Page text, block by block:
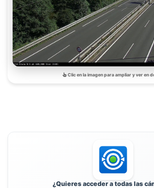
Clic en la imagen para ampliar y ver en
¿Quieres acceder a todas las